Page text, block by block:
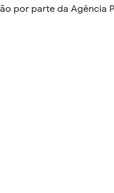
por parte da Agência